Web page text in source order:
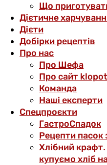
Що
Дієтичне
Дієти
Добірки рецептів
Про нас
Про Шефа
Про сайт
Команда
Наші експерти
Спецпроєкти
ГастроСпадок
Рецепти пасок
Хлібний
купуємо хліб